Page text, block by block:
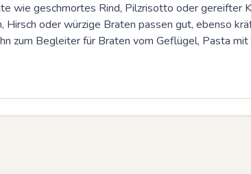
wie geschmortes Rind, Pilzrisotto oder gereifter
oder würzige Braten passen gut, ebenso
zum Begleiter für Braten vom Geflügel, Pasta